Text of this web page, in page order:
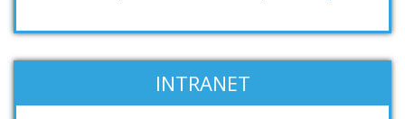
INTRANET